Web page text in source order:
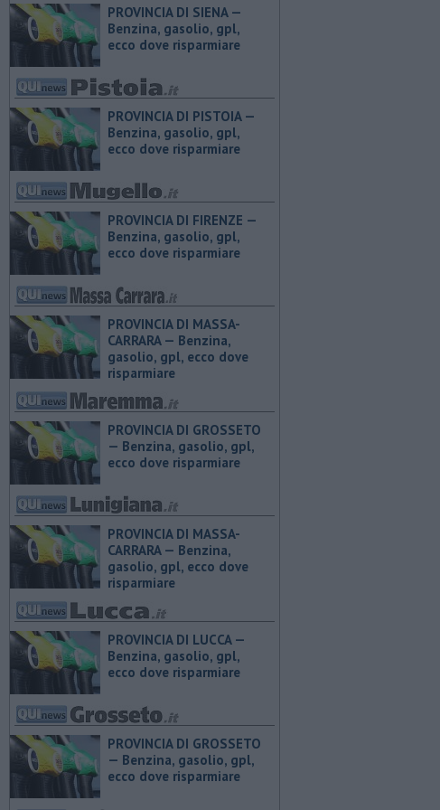
PROVINCIA DI SIENA — ​
Benzina, gasolio, gpl,
ecco dove risparmiare
PROVINCIA DI PISTOIA — ​
Benzina, gasolio, gpl,
ecco dove risparmiare
PROVINCIA DI FIRENZE — ​
Benzina, gasolio, gpl,
ecco dove risparmiare
PROVINCIA DI MASSA-
CARRARA — ​Benzina,
gasolio, gpl, ecco dove
risparmiare
PROVINCIA DI GROSSETO
— ​Benzina, gasolio, gpl,
ecco dove risparmiare
PROVINCIA DI MASSA-
CARRARA — ​Benzina,
gasolio, gpl, ecco dove
risparmiare
PROVINCIA DI LUCCA — ​
Benzina, gasolio, gpl,
ecco dove risparmiare
PROVINCIA DI GROSSETO
— ​Benzina, gasolio, gpl,
ecco dove risparmiare